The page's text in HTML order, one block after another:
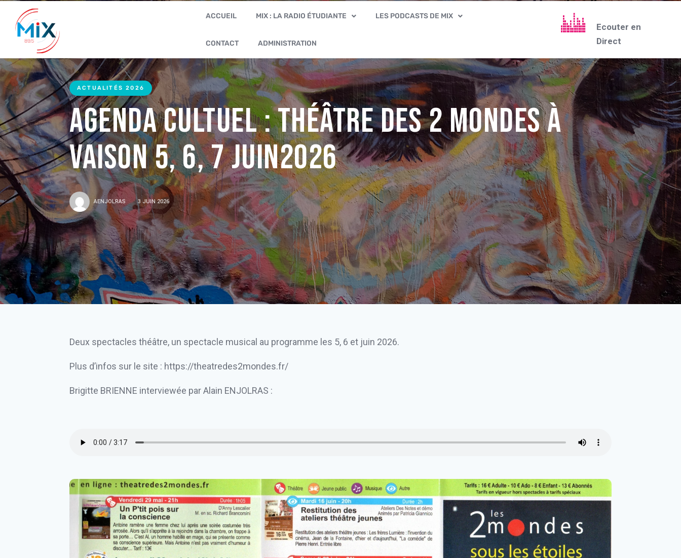
ACCUEIL MIX : LA RADIO ÉTUDIANTE LES PODCASTS DE MIX
CONTACT ADMINISTRATION
Ecouter en
Direct
ACTUALITÉS 2026
Agenda Cultuel : Théâtre des 2 Mondes à
Vaison 5, 6, 7 juin2026
AENJOLRAS 3 JUIN 2026
Deux spectacles théâtre, un spectacle musical au programme les 5, 6 et juin 2026.
Plus d’infos sur le site : https://theatredes2mondes.fr/
Brigitte BRIENNE interviewée par Alain ENJOLRAS :